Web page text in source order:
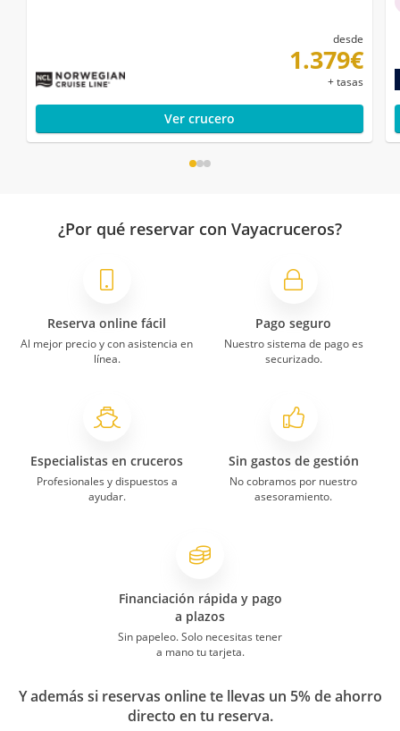
desde
1.379€
+ tasas
Ver crucero
¿Por qué reservar con Vayacruceros?
Reserva online fácil
Al mejor precio y con asistencia en
línea.
Pago seguro
Nuestro sistema de pago es
securizado.
Especialistas en cruceros
Profesionales y dispuestos a
ayudar.
Sin gastos de gestión
No cobramos por nuestro
asesoramiento.
Financiación rápida y pago
a plazos
Sin papeleo. Solo necesitas tener
a mano tu tarjeta.
Y además si reservas online te llevas un 5% de ahorro
directo en tu reserva.